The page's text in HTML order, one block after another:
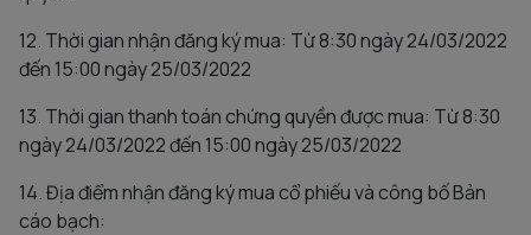
12. Thời gian nhận đăng ký mua: Từ 8:30 ngày 24/03/2022
đến 15:00 ngày 25/03/2022
13. Thời gian thanh toán chứng quyền được mua: Từ 8:30
ngày 24/03/2022 đến 15:00 ngày 25/03/2022
14. Địa điểm nhận đăng ký mua cổ phiếu và công bố Bản
cáo bạch: